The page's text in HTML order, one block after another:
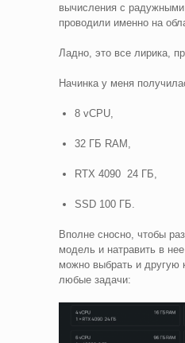
вычисления с
проводили именно на
Ладно, это все лирика,
Начинка у меня
8 vCPU,
32 ГБ RAM,
RTX 4090 24 ГБ,
SSD 100 ГБ.
Вполне сносно, чтобы
модель и натравить в
можно выбрать и другую
любые задачи: